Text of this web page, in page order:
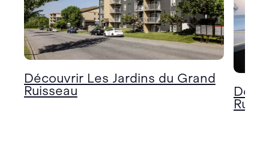
Découvrir Les Jardins du Grand
Ruisseau